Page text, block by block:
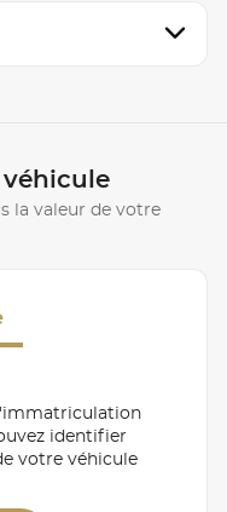
véhicule
la valeur de votre
l'immatriculation
identifier
votre véhicule